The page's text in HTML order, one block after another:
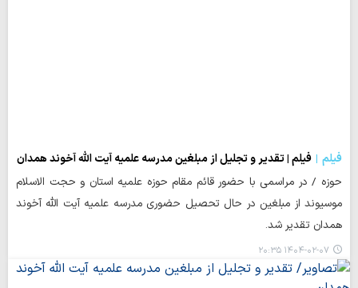
فیلم
فیلم | تقدیر و تجلیل از مبلغین مدرسه علمیه آیت الله آخوند همدان
حوزه / در مراسمی با حضور قائم مقام حوزه علمیه استان و حجت الاسلام
موسیوند از مبلغین در حال تحصیل حضوری مدرسه علمیه آیت الله آخوند
همدان تقدیر شد.
۱۴۰۴-۰۲-۰۷ ۲۰:۳۵